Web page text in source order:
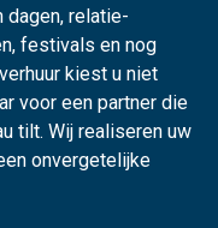
dagen, relatie-
festivals en nog
kiest u niet
voor een partner die
tilt. Wij realiseren uw
onvergetelijke